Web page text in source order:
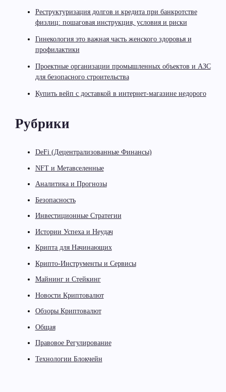
Реструктуризация долгов и кредита при банкротстве
физлиц: пошаговая инструкция, условия и риски
Гинекология это важная часть женского здоровья и
профилактики
Проектные организации промышленных объектов и АЗС
для безопасного строительства
Купить вейп с доставкой в интернет-магазине недорого
Рубрики
DeFi (Децентрализованные Финансы)
NFT и Метавселенные
Аналитика и Прогнозы
Безопасность
Инвестиционные Стратегии
Истории Успеха и Неудач
Крипта для Начинающих
Крипто-Инструменты и Сервисы
Майнинг и Стейкинг
Новости Криптовалют
Обзоры Криптовалют
Общая
Правовое Регулирование
Технологии Блокчейн